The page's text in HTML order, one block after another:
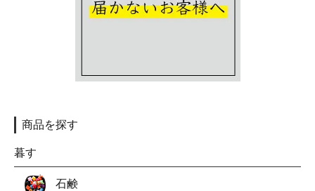
商品を探す
暮す
石鹸